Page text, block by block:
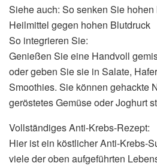
Siehe auch: So senken Sie hohen
Heilmittel gegen hohen Blutdruck
So integrieren Sie:
Genießen Sie eine Handvoll
oder geben Sie sie in Salate,
Smoothies. Sie können gehackte
geröstetes Gemüse oder Joghurt
Vollständiges Anti-Krebs-Rezept:
Hier ist ein köstlicher Anti-Krebs-
viele der oben aufgeführten